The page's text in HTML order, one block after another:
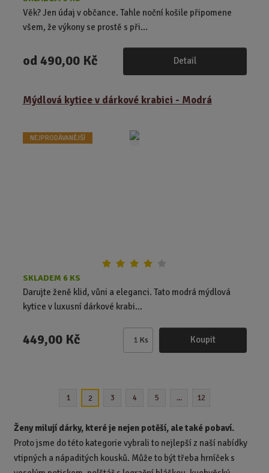
Věk? Jen údaj v občance. Tahle noční košile připomene
všem, že výkony se prostě s při...
od490,00 Kč Detail
Mýdlová kytice v dárkové krabici - Modrá
NEJPRODÁVANĚJŠÍ
SKLADEM 6 KS
Darujte ženě klid, vůni a eleganci. Tato modrá mýdlová
kytice v luxusní dárkové krabi...
449,00 Kč
Z
p
č
Ks Koupit
1 2 3 4 5 ... 12
Ženy milují dárky, které je nejen potěší, ale také pobaví.
Proto jsme do této kategorie vybrali to nejlepší z naší nabídky
vtipných a nápaditých kousků. Může to být třeba hrníček s